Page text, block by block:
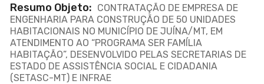
Resumo Objeto: CONTRATAÇÃO DE EMPRESA DE
ENGENHARIA PARA CONSTRUÇÃO DE 50 UNIDADES
HABITACIONAIS NO MUNICÍPIO DE JUÍNA/MT, EM
ATENDIMENTO AO “PROGRAMA SER FAMÍLIA
HABITAÇÃO”, DESENVOLVIDO PELAS SECRETARIAS DE
ESTADO DE ASSISTÊNCIA SOCIAL E CIDADANIA
(SETASC-MT) E INFRAE